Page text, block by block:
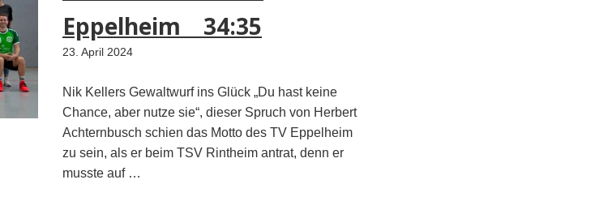
Eppelheim 34:35
23. April 2024
Nik Kellers Gewaltwurf ins Glück „Du hast keine
Chance, aber nutze sie“, dieser Spruch von Herbert
Achternbusch schien das Motto des TV Eppelheim
zu sein, als er beim TSV Rintheim antrat, denn er
musste auf …